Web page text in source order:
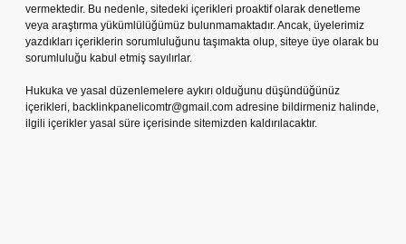
vermektedir. Bu nedenle, sitedeki içerikleri proaktif olarak denetleme
veya araştırma yükümlülüğümüz bulunmamaktadır. Ancak, üyelerimiz
yazdıkları içeriklerin sorumluluğunu taşımakta olup, siteye üye olarak bu
sorumluluğu kabul etmiş sayılırlar.
Hukuka ve yasal düzenlemelere aykırı olduğunu düşündüğünüz
içerikleri, backlinkpanelicomtr@gmail.com adresine bildirmeniz halinde,
ilgili içerikler yasal süre içerisinde sitemizden kaldırılacaktır.